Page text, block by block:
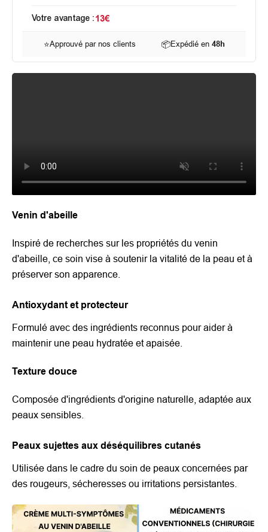
Votre avantage :13€
⭐Approuvé par nos clients 📦Expédié en 48h
Venin d'abeille
Inspiré de recherches sur les propriétés du venin
d'abeille, ce soin vise à soutenir la vitalité de la peau et à
préserver son apparence.
Antioxydant et protecteur
Formulé avec des ingrédients reconnus pour aider à
maintenir une peau hydratée et apaisée.
Texture douce
Composée d'ingrédients d'origine naturelle, adaptée aux
peaux sensibles.
Peaux sujettes aux déséquilibres cutanés
Utilisée dans le cadre du soin de peaux concernées par
des rougeurs, sécheresses ou irritations persistantes.